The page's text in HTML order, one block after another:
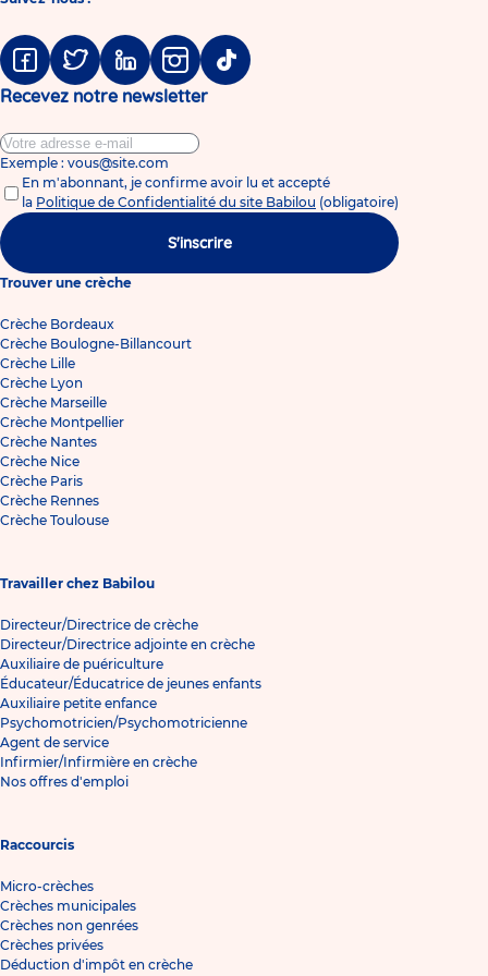
FacebookTwitter LinkedinInstagramTiktok
Recevez notre newsletter
Exemple : vous@site.com
En m'abonnant, je confirme avoir lu et accepté
la Politique de Confidentialité du site Babilou (obligatoire)
S'inscrire
Trouver une crèche
Crèche Bordeaux
Crèche Boulogne-Billancourt
Crèche Lille
Crèche Lyon
Crèche Marseille
Crèche Montpellier
Crèche Nantes
Crèche Nice
Crèche Paris
Crèche Rennes
Crèche Toulouse
Travailler chez Babilou
Directeur/Directrice de crèche
Directeur/Directrice adjointe en crèche
Auxiliaire de puériculture
Éducateur/Éducatrice de jeunes enfants
Auxiliaire petite enfance
Psychomotricien/Psychomotricienne
Agent de service
Infirmier/Infirmière en crèche
Nos offres d'emploi
Raccourcis
Micro-crèches
Crèches municipales
Crèches non genrées
Crèches privées
Déduction d'impôt en crèche